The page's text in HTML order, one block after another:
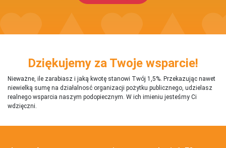
Dziękujemy za Twoje wsparcie!
Nieważne, ile zarabiasz i jaką kwotę stanowi Twój 1,5%. Przekazując nawet
niewielką sumę na działalnosć organizacji pożytku publicznego, udzielasz
realnego wsparcia naszym podopiecznym. W ich imieniu jesteśmy Ci
wdzięczni.